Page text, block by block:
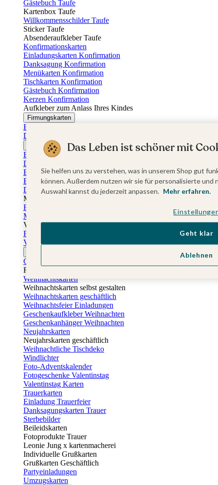
Gästebuch Taufe
Kartenbox Taufe
Willkommensschilder Taufe
Sticker Taufe
Absenderaufkleber Taufe
Konfirmationskarten
Einladungskarten Konfirmation
Danksagung Konfirmation
Menükarten Konfirmation
Tischkarten Konfirmation
Gästebuch Konfirmation
Kerzen Konfirmation
Aufkleber zum Anlass Ihres Kindes
Firmungskarten
Einladungskarten Firmung
Dankeskarten Firmung
Jugendweihekarten
Einladungskarten Jugendweihe
Dankeskarten Jugendweihe
Einschulungskarten
Einladungskarten Einschulung
Danksagung Einschulung
Muttertag
Fotogeschenke Muttertag
Muttertagskarten
Vatertag
Fotogeschenke Vatertag
Vatertagskarten
Osterkarten
Fotogeschenke zu Ostern
Weihnachtskarten
Weihnachtskarten selbst gestalten
Weihnachtskarten geschäftlich
Weihnachtsfeier Einladungen
Geschenkaufkleber Weihnachten
Geschenkanhänger Weihnachten
Neujahrskarten
Neujahrskarten geschäftlich
Weihnachtliche Tischdeko
Windlichter
Foto-Adventskalender
Fotogeschenke Valentinstag
Valentinstag Karten
Trauerkarten
Einladung Trauerfeier
Danksagungskarten Trauer
Sterbebilder
Beileidskarten
Fotoprodukte Trauer
Leonie Jung x kartenmacherei
Individuelle Grußkarten
Grußkarten Geschäftlich
Partyeinladungen
Umzugskarten
Das Leben ist schöner mit
Sie helfen uns zu verstehen, was in unserem Shop gut
können. Außerdem nutzen wir sie für personalisierte
Auswahl kannst du jederzeit anpassen. Mehr erfahren.
Ablehnen
Geht klar